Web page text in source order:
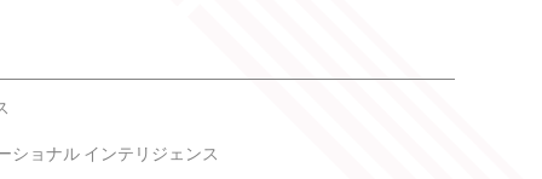
ショナル インテリジェンス